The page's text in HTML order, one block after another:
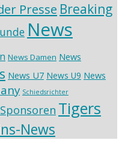
Presse Breaking
News
News Damen News
News U7 News U9 News
Schiedsrichter
Sponsoren Tigers
News